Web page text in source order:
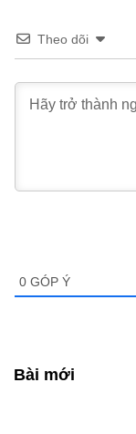
Theo dõi
0 GÓP Ý
Bài mới